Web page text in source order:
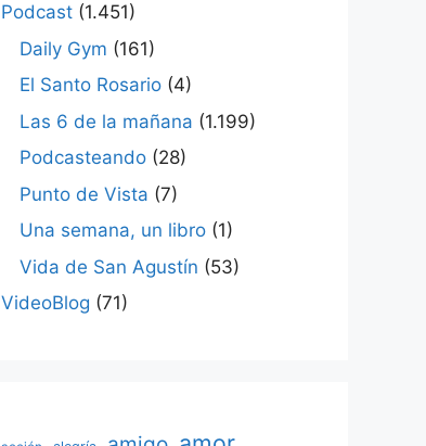
Podcast (1.451)
Daily Gym (161)
El Santo Rosario (4)
Las 6 de la mañana (1.199)
Podcasteando (28)
Punto de Vista (7)
Una semana, un libro (1)
Vida de San Agustín (53)
VideoBlog (71)